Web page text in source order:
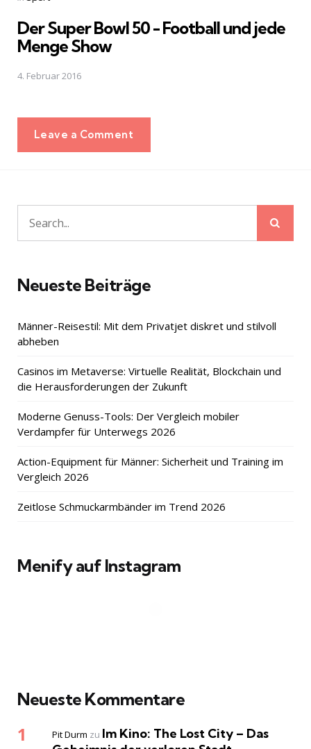
Der Super Bowl 50 - Football und jede
Menge Show
4. Februar 2016
Leave a Comment
Search
for:
Neueste Beiträge
Männer-Reisestil: Mit dem Privatjet diskret und stilvoll
abheben
Casinos im Metaverse: Virtuelle Realität, Blockchain und
die Herausforderungen der Zukunft
Moderne Genuss-Tools: Der Vergleich mobiler
Verdampfer für Unterwegs 2026
Action-Equipment für Männer: Sicherheit und Training im
Vergleich 2026
Zeitlose Schmuckarmbänder im Trend 2026
Menify auf Instagram
Neueste Kommentare
Pit Durm zu Im Kino: The Lost City – Das